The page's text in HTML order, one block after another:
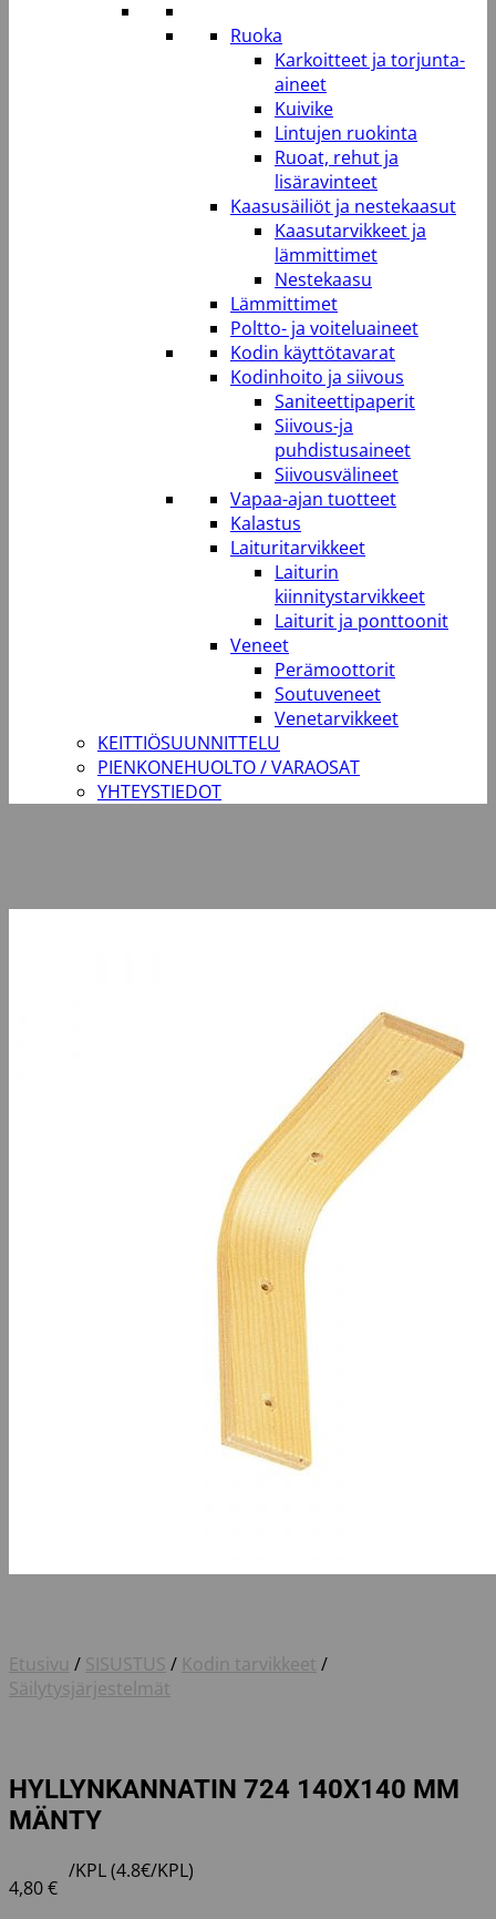
Ruoka
Karkoitteet ja torjunta-
aineet
Kuivike
Lintujen ruokinta
Ruoat, rehut ja
lisäravinteet
Kaasusäiliöt ja nestekaasut
Kaasutarvikkeet ja
lämmittimet
Nestekaasu
Lämmittimet
Poltto- ja voiteluaineet
Kodin käyttötavarat
Kodinhoito ja siivous
Saniteettipaperit
Siivous-ja
puhdistusaineet
Siivousvälineet
Vapaa-ajan tuotteet
Kalastus
Laituritarvikkeet
Laiturin
kiinnitystarvikkeet
Laiturit ja ponttoonit
Veneet
Perämoottorit
Soutuveneet
Venetarvikkeet
KEITTIÖSUUNNITTELU
PIENKONEHUOLTO / VARAOSAT
YHTEYSTIEDOT
Etusivu / SISUSTUS / Kodin tarvikkeet /
Säilytysjärjestelmät
HYLLYNKANNATIN 724 140X140 MM
MÄNTY
4,80€
/KPL (4.8€/KPL)